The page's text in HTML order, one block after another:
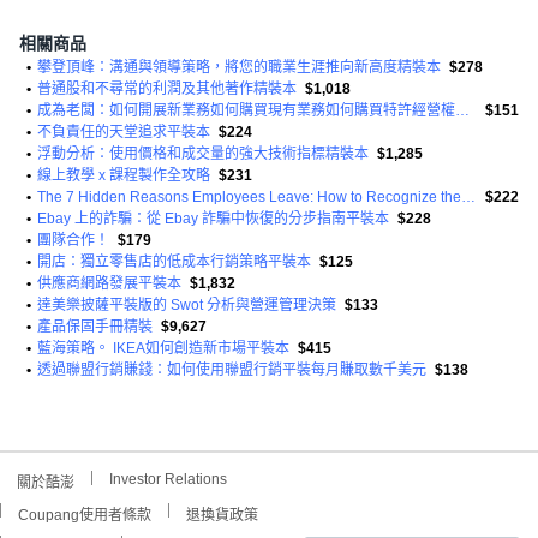
相關商品
• 攀登頂峰：溝通與領導策略，將您的職業生涯推向新高度精裝本 $278
• 普通股和不尋常的利潤及其他著作精裝本 $1,018
•
成為老闆：如何開展新業務如何購買現有業務如何購買特許經營權！平裝
$151
• 不負責任的天堂追求平裝本 $224
• 浮動分析：使用價格和成交量的強大技術指標精裝本 $1,285
• 線上教學 x 課程製作全攻略 $231
•
The 7 Hidden Reasons Employees Leave: How to Recognize the Subtle Signs and ACT Before It's Too Late 平裝版
$222
• Ebay 上的詐騙：從 Ebay 詐騙中恢復的分步指南平裝本 $228
• 團隊合作！
$179
• 開店：獨立零售店的低成本行銷策略平裝本 $125
• 供應商網路發展平裝本 $1,832
• 達美樂披薩平裝版的 Swot 分析與營運管理決策 $133
• 產品保固手冊精裝 $9,627
• 藍海策略。 IKEA如何創造新市場平裝本 $415
• 透過聯盟行銷賺錢：如何使用聯盟行銷平裝每月賺取數千美元 $138
關於酷澎 Investor Relations
Coupang使用者條款 退換貨政策